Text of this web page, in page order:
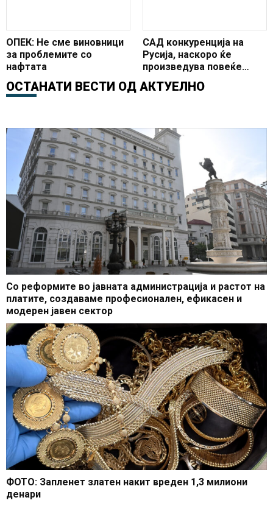
ОПЕК: Не сме виновници
за проблемите со
нафтата
САД конкуренција на
Русија, наскоро ќе
произведува повеќе
нафта
ОСТАНАТИ ВЕСТИ ОД АКТУЕЛНО
Со реформите во јавната администрација и растот на
платите, создаваме професионален, ефикасен и
модерен јавен сектор
ФОТО: Запленет златен накит вреден 1,3 милиони
денари